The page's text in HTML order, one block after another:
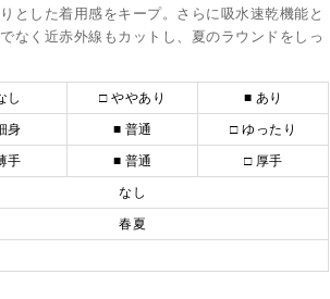
とした着用感をキープ。さらに吸水速乾機能と
なく近赤外線もカットし、夏のラウンドをしっ
し □ ややあり ■ あり
身 ■ 普通 □ ゆったり
手 ■ 普通 □ 厚手
なし
春夏